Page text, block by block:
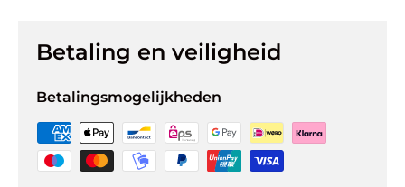
Betaling en veiligheid
Betalingsmogelijkheden